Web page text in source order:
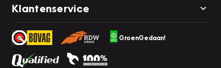
Klantenservice
GroenGedaan!